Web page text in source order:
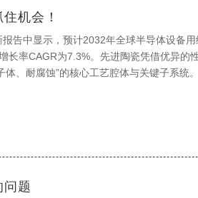
机会！
告中显示，预计2032年全球半导体设备
长率CAGR为7.3%。先进陶瓷凭借优异的
、耐腐蚀”的核心工艺腔体与关键子系统。
问题